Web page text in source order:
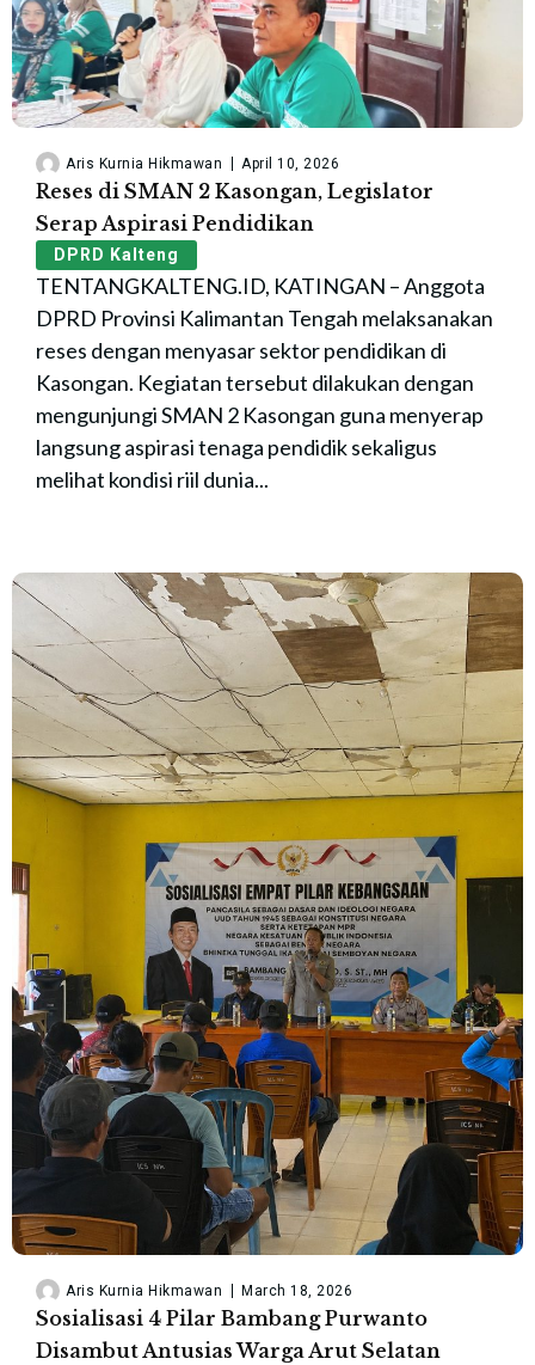
Aris Kurnia Hikmawan April 10, 2026
Reses di SMAN 2 Kasongan, Legislator
Serap Aspirasi Pendidikan
DPRD Kalteng
TENTANGKALTENG.ID, KATINGAN – Anggota
DPRD Provinsi Kalimantan Tengah melaksanakan
reses dengan menyasar sektor pendidikan di
Kasongan. Kegiatan tersebut dilakukan dengan
mengunjungi SMAN 2 Kasongan guna menyerap
langsung aspirasi tenaga pendidik sekaligus
melihat kondisi riil dunia...
Aris Kurnia Hikmawan March 18, 2026
Sosialisasi 4 Pilar Bambang Purwanto
Disambut Antusias Warga Arut Selatan